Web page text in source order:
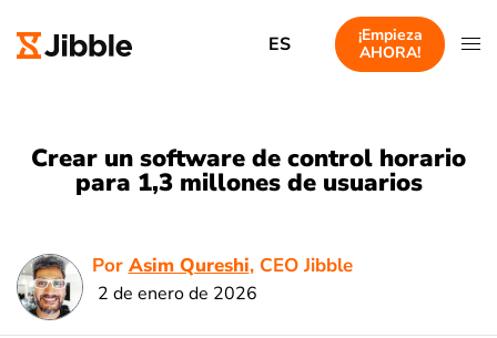
ES
¡Empieza
AHORA!
Crear un software de control horario
para 1,3 millones de usuarios
Por Asim Qureshi, CEO Jibble
2 de enero de 2026